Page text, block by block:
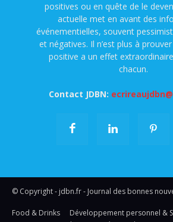
positives ou en quête de le
actuelle met en avant des
événementielles, souvent
et négatives. Il n’est plus à
positive a un effet
chacun.
Contact JDBN:
© Copyright - jdbn.fr - Journal des bonnes
Food & Drinks
Développement personnel &